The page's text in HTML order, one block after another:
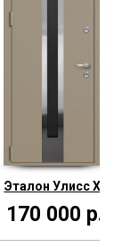
Эталон Улисс Х
170 000 р.